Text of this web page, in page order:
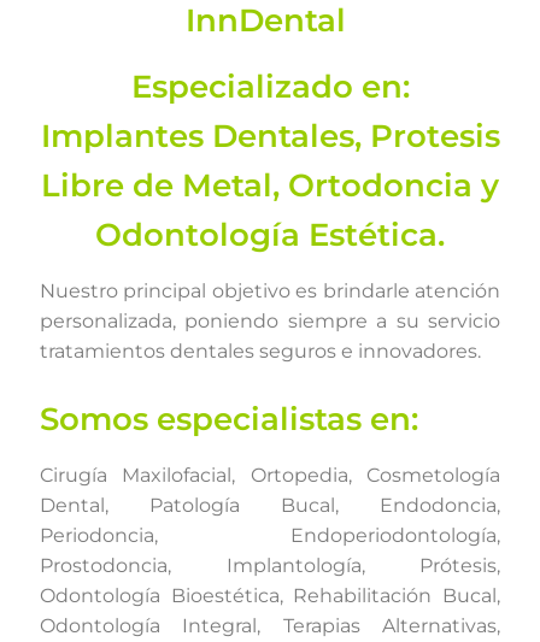
InnDental
Especializado en:
Implantes Dentales, Protesis
Libre de Metal, Ortodoncia y
Odontología Estética.
Nuestro principal objetivo es brindarle atención
personalizada, poniendo siempre a su servicio
tratamientos dentales seguros e innovadores.
Somos especialistas en:
Cirugía Maxilofacial, Ortopedia, Cosmetología
Dental, Patología Bucal, Endodoncia,
Periodoncia, Endoperiodontología,
Prostodoncia, Implantología, Prótesis,
Odontología Bioestética, Rehabilitación Bucal,
Odontología Integral, Terapias Alternativas,